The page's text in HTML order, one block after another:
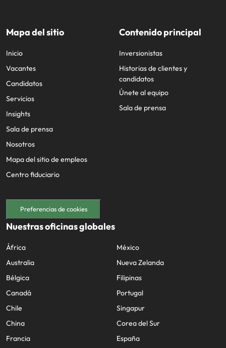
Mapa del sitio
Inicio
Vacantes
Candidatos
Servicios
Insights
Sala de prensa
Nosotros
Mapa del sitio de empleos
Centro fiduciario
Contenido principal
Inversionistas
Historias de clientes y
candidatos
Únete al equipo
Sala de prensa
Preferencias de cookies
Nuestras oficinas globales
África
Australia
Bélgica
Canadá
Chile
China
Francia
México
Nueva Zelanda
Filipinas
Portugal
Singapur
Corea del Sur
España